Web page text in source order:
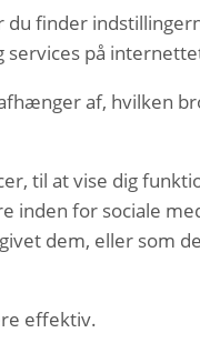
finder
på
af, hvilken
til at vise dig
inden for sociale
dem, eller som
effektiv.